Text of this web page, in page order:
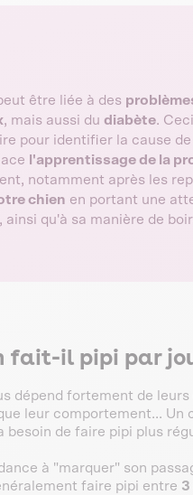
être liée à des
, mais aussi du diabète.
pour identifier la cause
l'apprentissage de la
notamment après les
chien en portant une
qu'à sa manière de
fait-il pipi par
dépend fortement de
leur comportement...
besoin de faire pipi plus
à "marquer" son
faire pipi entre 3